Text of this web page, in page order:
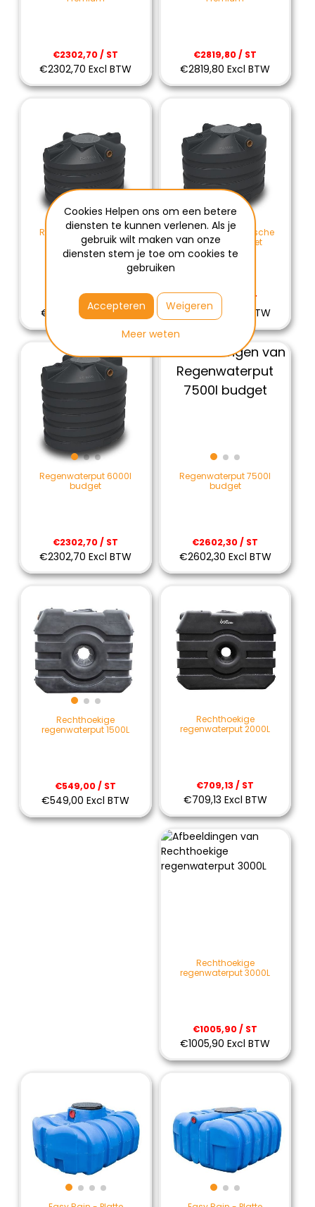
€2302,70 / ST
€2302,70 Excl BTW
€2819,80 / ST
€2819,80 Excl BTW
Regenwaterput 4000l
budget
€1387,50 / ST
€1387,50 Excl BTW
Regenput en Septische
put 5000l budget
€1402,00 / ST
€1402,00 Excl BTW
Regenwaterput 6000l
budget
€2302,70 / ST
€2302,70 Excl BTW
Regenwaterput 7500l
budget
€2602,30 / ST
€2602,30 Excl BTW
Rechthoekige
regenwaterput 1500L
€549,00 / ST
€549,00 Excl BTW
Rechthoekige
regenwaterput 2000L
€709,13 / ST
€709,13 Excl BTW
Rechthoekige
regenwaterput 3000L
€1005,90 / ST
€1005,90 Excl BTW
Cookies Helpen ons om een betere
diensten te kunnen verlenen. Als je
gebruik wilt maken van onze
diensten stem je toe om cookies te
gebruiken
Accepteren
Weigeren
Meer weten